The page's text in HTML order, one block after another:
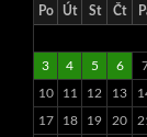
Po Út St Čt
3 4 5 6
10 11 12 13
17 18 19 20